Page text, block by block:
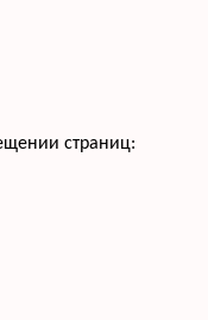
страниц: